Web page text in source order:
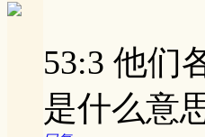
53:3 他们
是什么意